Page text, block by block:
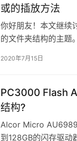
或的插放方法
你好朋友！本文继
的文件夹结构的主题
2020年7月15日
PC3000 Flash
结构?
Alcor Micro
到128GB的闪存驱动